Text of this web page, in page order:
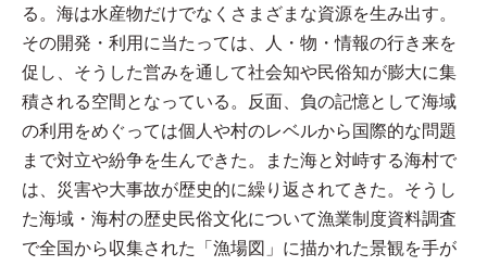
る。海は水産物だけでなくさまざまな資源を生み出す。
その開発・利用に当たっては、人・物・情報の行き来を
促し、そうした営みを通して社会知や民俗知が膨大に集
積される空間となっている。反面、負の記憶として海域
の利用をめぐっては個人や村のレベルから国際的な問題
まで対立や紛争を生んできた。また海と対峙する海村で
は、災害や大事故が歴史的に繰り返されてきた。そうし
た海域・海村の歴史民俗文化について漁業制度資料調査
で全国から収集された「漁場図」に描かれた景観を手が